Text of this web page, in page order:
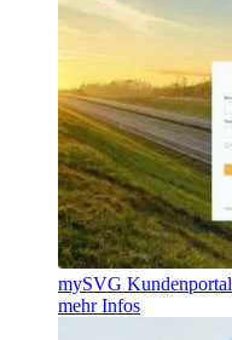
mySVG Kundenportal
mehr Infos